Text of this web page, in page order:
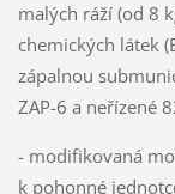
malých ráží (od 8
chemických látek
zápalnou
ZAP-6 a neřízené
- modifikovaná
k pohonné